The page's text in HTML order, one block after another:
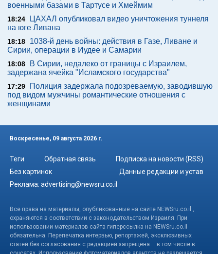
военными базами в Тартусе и Хмеймим
18:24
ЦАХАЛ опубликовал видео уничтожения туннеля
на юге Ливана
18:18
1038-й день войны: действия в Газе, Ливане и
Сирии, операции в Иудее и Самарии
18:08
В Сирии, недалеко от границы с Израилем,
задержана ячейка "Исламского государства"
17:29
Полиция задержала подозреваемую, заводившую
под видом мужчины романтические отношения с
женщинами
Воскресенье, 09 августа 2026 г.
Теги Обратная связь
Подписка на новости (RSS)
Без картинок
Данные редакции и устав
Реклама: advertising@newsru.co.il
Все права на материалы, опубликованные на сайте NEWSru.co.il ,
охраняются в соответствии с законодательством Израиля. При
использовании материалов сайта гиперссылка на NEWSru.co.il
обязательна. Перепечатка интервью, репортажей, эксклюзивных
статей без согласования с редакцией запрещена – в том числе в